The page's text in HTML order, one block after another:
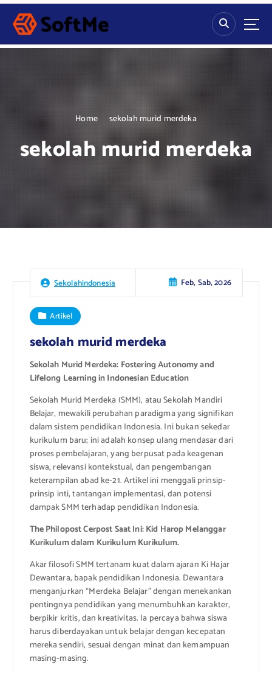
S
p
Home sekolah murid merdeka
sekolah murid merdeka
Sekolahindonesia Feb, Sab, 2026
Artikel
sekolah murid merdeka
Sekolah Murid Merdeka: Fostering Autonomy and
Lifelong Learning in Indonesian Education
Sekolah Murid Merdeka (SMM), atau Sekolah Mandiri
Belajar, mewakili perubahan paradigma yang signifikan
dalam sistem pendidikan Indonesia. Ini bukan sekedar
kurikulum baru; ini adalah konsep ulang mendasar dari
proses pembelajaran, yang berpusat pada keagenan
siswa, relevansi kontekstual, dan pengembangan
keterampilan abad ke-21. Artikel ini menggali prinsip-
prinsip inti, tantangan implementasi, dan potensi
dampak SMM terhadap pendidikan Indonesia.
The Philopost Cerpost Saat Ini: Kid Harop Melanggar
Kurikulum dalam Kurikulum Kurikulum.
Akar filosofi SMM tertanam kuat dalam ajaran Ki Hajar
Dewantara, bapak pendidikan Indonesia. Dewantara
menganjurkan “Merdeka Belajar” dengan menekankan
pentingnya pendidikan yang menumbuhkan karakter,
berpikir kritis, dan kreativitas. Ia percaya bahwa siswa
harus diberdayakan untuk belajar dengan kecepatan
mereka sendiri, sesuai dengan minat dan kemampuan
masing-masing.